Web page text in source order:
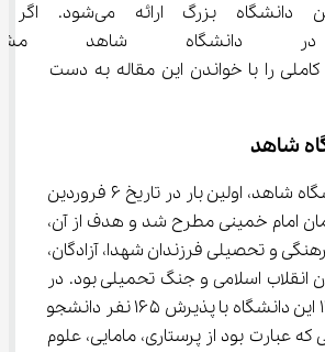
تخصصی در این دانشگاه
در دانشگاه شاهد
کاملی را با خواندن این مقاله به دست
شاهد
لزوم تاسیس دانشگاه شاهد، اولین بار در تاریخ ۶ فروردین
و به فرمان امام خمینی مطرح شد و هدف از آن،
و تحصیلی فرزندان شهدا، آزادگان،
انقلاب اسلامی و جنگ تحمیلی بود. در
مهر ماه سال ۱۳۶۹ این دانشگاه با پذیرش ۱۶۵ نفر دانشجو
که عبارت بود از پرستاری، مامایی، علوم